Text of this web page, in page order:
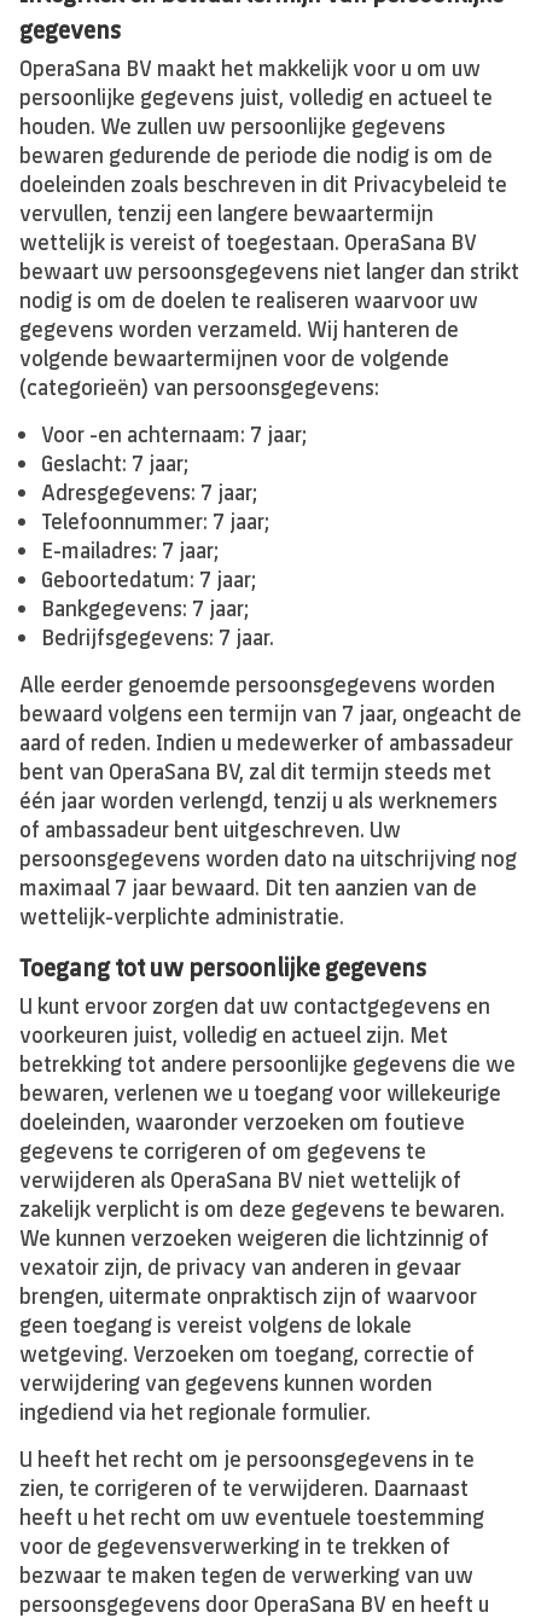
gegevens
OperaSana BV maakt het makkelijk voor u om uw
persoonlijke gegevens juist, volledig en actueel te
houden. We zullen uw persoonlijke gegevens
bewaren gedurende de periode die nodig is om de
doeleinden zoals beschreven in dit Privacybeleid te
vervullen, tenzij een langere bewaartermijn
wettelijk is vereist of toegestaan. OperaSana BV
bewaart uw persoonsgegevens niet langer dan strikt
nodig is om de doelen te realiseren waarvoor uw
gegevens worden verzameld. Wij hanteren de
volgende bewaartermijnen voor de volgende
(categorieën) van persoonsgegevens:
Voor -en achternaam: 7 jaar;
Geslacht: 7 jaar;
Adresgegevens: 7 jaar;
Telefoonnummer: 7 jaar;
E-mailadres: 7 jaar;
Geboortedatum: 7 jaar;
Bankgegevens: 7 jaar;
Bedrijfsgegevens: 7 jaar.
Alle eerder genoemde persoonsgegevens worden
bewaard volgens een termijn van 7 jaar, ongeacht de
aard of reden. Indien u medewerker of ambassadeur
bent van OperaSana BV, zal dit termijn steeds met
één jaar worden verlengd, tenzij u als werknemers
of ambassadeur bent uitgeschreven. Uw
persoonsgegevens worden dato na uitschrijving nog
maximaal 7 jaar bewaard. Dit ten aanzien van de
wettelijk-verplichte administratie.
Toegang tot uw persoonlijke gegevens
U kunt ervoor zorgen dat uw contactgegevens en
voorkeuren juist, volledig en actueel zijn. Met
betrekking tot andere persoonlijke gegevens die we
bewaren, verlenen we u toegang voor willekeurige
doeleinden, waaronder verzoeken om foutieve
gegevens te corrigeren of om gegevens te
verwijderen als OperaSana BV niet wettelijk of
zakelijk verplicht is om deze gegevens te bewaren.
We kunnen verzoeken weigeren die lichtzinnig of
vexatoir zijn, de privacy van anderen in gevaar
brengen, uitermate onpraktisch zijn of waarvoor
geen toegang is vereist volgens de lokale
wetgeving. Verzoeken om toegang, correctie of
verwijdering van gegevens kunnen worden
ingediend via het regionale formulier.
U heeft het recht om je persoonsgegevens in te
zien, te corrigeren of te verwijderen. Daarnaast
heeft u het recht om uw eventuele toestemming
voor de gegevensverwerking in te trekken of
bezwaar te maken tegen de verwerking van uw
persoonsgegevens door OperaSana BV en heeft u